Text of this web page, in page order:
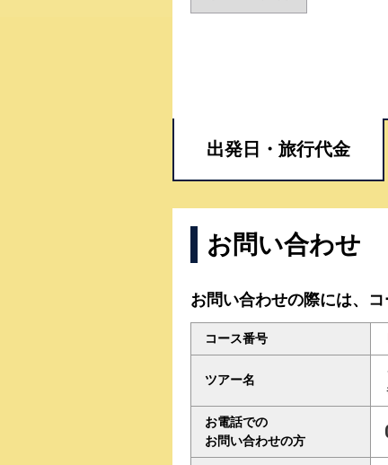
出発日・ 旅行代金
お問い合わせ
お問い合わせの際には、
コース番号
ツアー名
お電話での
お問い合わせの方